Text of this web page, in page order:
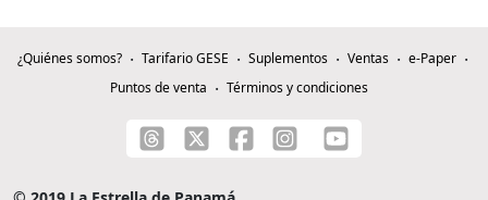
¿Quiénes somos? Tarifario GESE Suplementos Ventas
e-Paper
Puntos de venta
Términos y condiciones